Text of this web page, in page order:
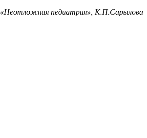
«Неотложная педиатрия», К.П.Сарылова